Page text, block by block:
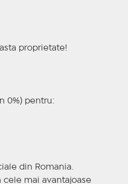
proprietate!
0%) pentru:
din Romania.
mai avantajoase